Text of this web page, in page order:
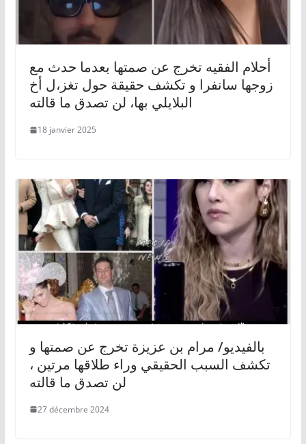
أحلام الفقيه تخرج عن صمتها بعدما حدث مع
زوجها سانفرا و تكشف حقيقة حول تغز،ل أخ
البلايلي بها، لن تصدق ما قالته
18 janvier 2025
بالفيديو/ مرام بن عزيزة تخرج عن صمتها و
تكشف السبب الحقيقي وراء طلاقها مرتين ،
لن تصدق ما قالته
27 décembre 2024